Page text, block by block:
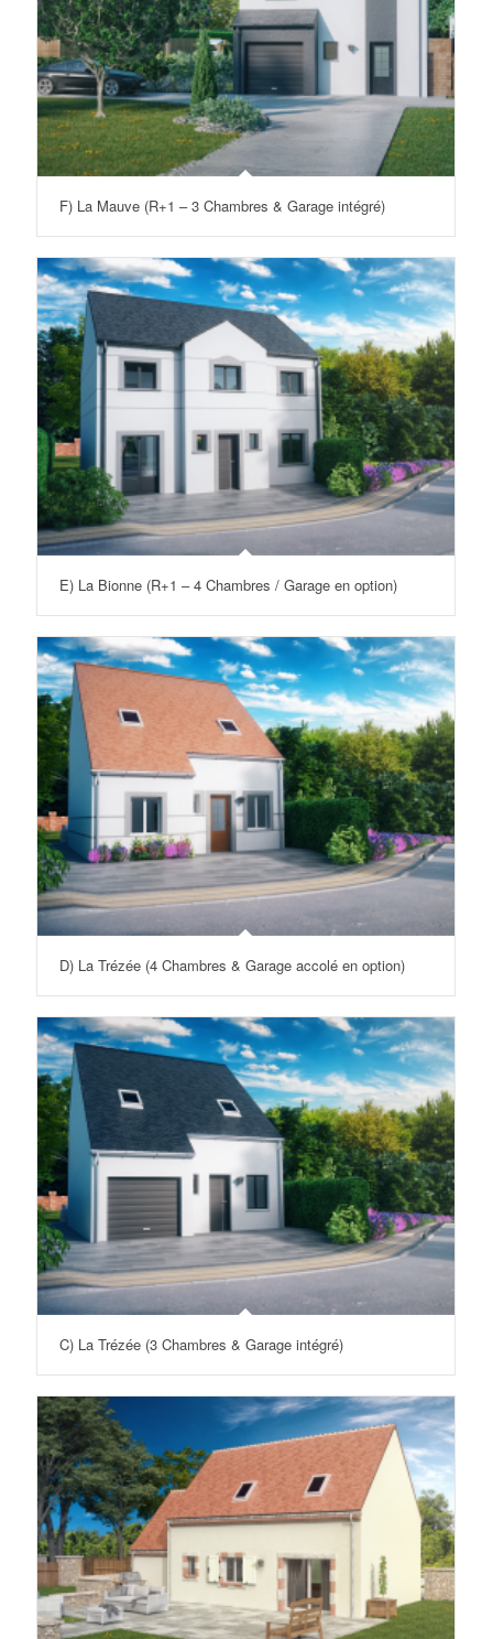
F) La Mauve (R+1 – 3 Chambres & Garage intégré)
E) La Bionne (R+1 – 4 Chambres / Garage en option)
D) La Trézée (4 Chambres & Garage accolé en option)
C) La Trézée (3 Chambres & Garage intégré)